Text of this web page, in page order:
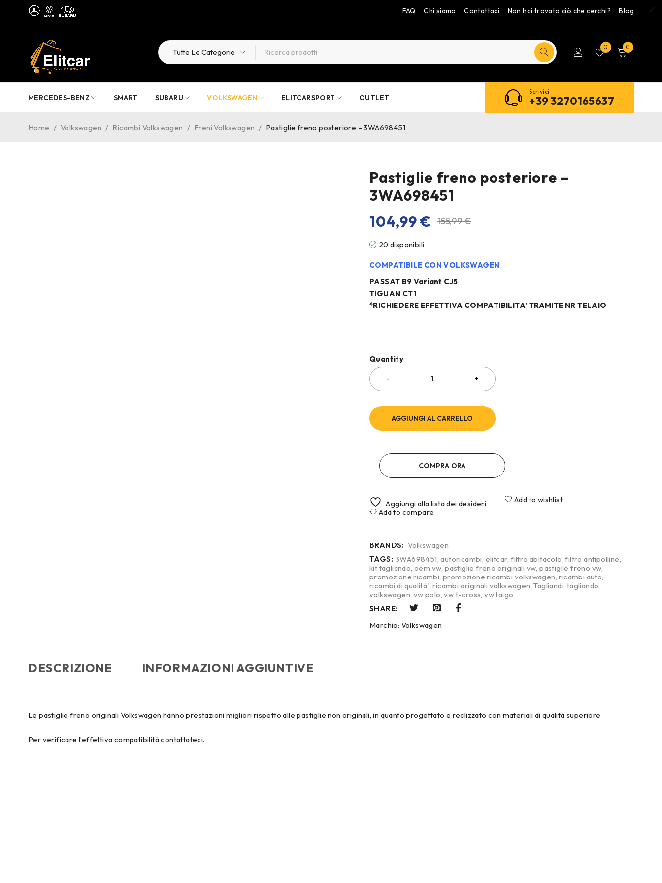
FAQ Chi siamo Contattaci Non hai trovato ciò che cerchi? Blog
0 0
MERCEDES-BENZ SMART SUBARU VOLKSWAGEN ELITCARSPORT OUTLET
Scrivici
+39 3270165637
Home / Volkswagen / Ricambi Volkswagen / Freni Volkswagen / Pastiglie freno posteriore – 3WA698451
Pastiglie freno posteriore –
3WA698451
155,99€
104,99€
20 disponibili
COMPATIBILE CON VOLKSWAGEN
PASSAT B9 Variant CJ5
TIGUAN CT1
*RICHIEDERE EFFETTIVA COMPATIBILITA’ TRAMITE NR TELAIO
Quantity
AGGIUNGI AL CARRELLO
COMPRA ORA
Aggiungi alla lista dei desideri
Add to wishlist
Add to compare
BRANDS: Volkswagen
TAGS: 3WA698451,autoricambi, elitcar,filtro abitacolo,filtro antipolline,
kit tagliando,oem vw,pastiglie freno originali vw,pastiglie freno vw,
promozione ricambi,promozione ricambi volkswagen,ricambi auto,
ricambi di qualità',ricambi originali volkswagen,Tagliandi, tagliando,
volkswagen, vw polo,vw t-cross,vw taigo
SHARE:
Marchio: Volkswagen
DESCRIZIONE INFORMAZIONI AGGIUNTIVE
Le pastiglie freno originali Volkswagen hanno prestazioni migliori rispetto alle pastiglie non originali, in quanto progettato e realizzato con materiali di qualità superiore
Per verificare l’effettiva compatibilità contattateci.